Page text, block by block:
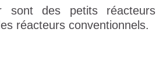
sont des petits réacteurs
réacteurs conventionnels.